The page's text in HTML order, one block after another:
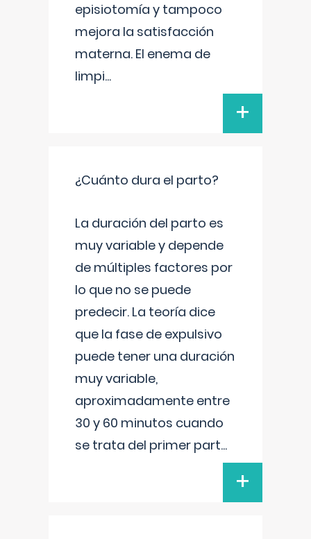
episiotomía y tampoco
mejora la satisfacción
materna. El enema de
limpi...
+
¿Cuánto dura el parto?
La duración del parto es
muy variable y depende
de múltiples factores por
lo que no se puede
predecir. La teoría dice
que la fase de expulsivo
puede tener una duración
muy variable,
aproximadamente entre
30 y 60 minutos cuando
se trata del primer part...
+